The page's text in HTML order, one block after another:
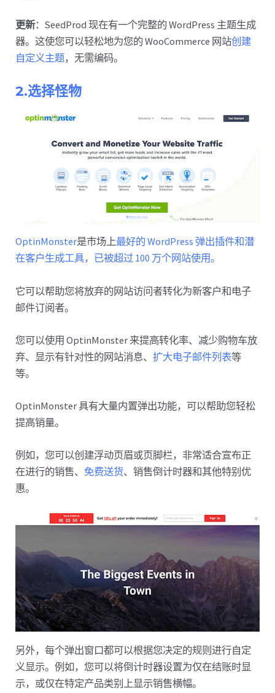
更新：SeedProd 现在有一个完整的 WordPress 主题生成
器。这使您可以轻松地为您的 WooCommerce 网站创建
自定义主题，无需编码。
2.选择怪物
OptinMonster是市场上最好的 WordPress 弹出插件和潜
在客户生成工具，已被超过 100 万个网站使用。
它可以帮助您将放弃的网站访问者转化为新客户和电子
邮件订阅者。
您可以使用 OptinMonster 来提高转化率、减少购物车放
弃、显示有针对性的网站消息、扩大电子邮件列表等
等。
OptinMonster 具有大量内置弹出功能，可以帮助您轻松
提高销量。
例如，您可以创建浮动页眉或页脚栏，非常适合宣布正
在进行的销售、 免费送货、销售倒计时器和其他特别优
惠。
另外，每个弹出窗口都可以根据您决定的规则进行自定
义显示。例如，您可以将倒计时器设置为仅在结账时显
示，或仅在特定产品类别上显示销售横幅。